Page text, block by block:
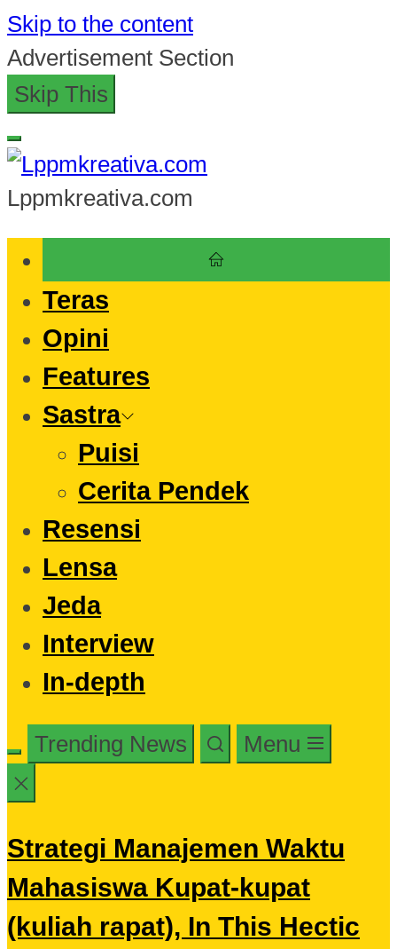
Skip to the content
Advertisement Section
Skip This
Lppmkreativa.com
Teras
Opini
Features
Sastra
Puisi
Cerita Pendek
Resensi
Lensa
Jeda
Interview
In-depth
Trending News Menu
Strategi Manajemen Waktu
Mahasiswa Kupat-kupat
(kuliah rapat), In This Hectic